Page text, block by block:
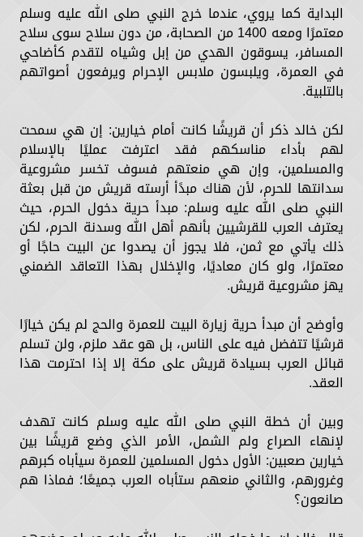
البداية كما يروي، عندما خرج النبي صلى الله عليه وسلم
معتمرًا ومعه 1400 من الصحابة، من دون سلاح سوى سلاح
المسافر، يسوقون الهدي من إبل وشياه لتقدم كأضاحي
في العمرة، ويلبسون ملابس الإحرام ويرفعون أصواتهم
بالتلبية.
لكن خالد ذكر أن قريشًا كانت أمام خيارين: إن هي سمحت
لهم بأداء مناسكهم فقد اعترفت عمليًا بالإسلام
والمسلمين، وإن هي منعتهم فسوف تخسر مشروعية
سدانتها للحرم، لأن هناك مبدًأ أرسته قريش من قبل بعثة
النبي صلى الله عليه وسلم: مبدأ حرية دخول الحرم، حيث
يعترف العرب للقرشيين بأنهم أهل الله وسدنة الحرم، لكن
ذلك يأتي مع ثمن، فلا يجوز أن يصدوا عن البيت حاجًا أو
معتمرًا، ولو كان معاديًا، والإخلال بهذا التعاقد الضمني
يهز مشروعية قريش.
وأوضح أن مبدأ حرية زيارة البيت للعمرة والحج لم يكن خيارًا
قرشيًا تتفضل فيه على الناس، بل هو عقد ملزم، ولن تسلم
قبائل العرب بسيادة قريش على مكة إلا إذا احترمت هذا
العقد.
وبين أن خطة النبي صلى الله عليه وسلم كانت تهدف
لإنهاء الصراع ولم الشمل، الأمر الذي وضع قريشًا بين
خيارين صعبين: الأول دخول المسلمين للعمرة سيأباه كبرهم
وغرورهم، والثاني منعهم ستأباه العرب جميعًا؛ فماذا هم
صانعون؟